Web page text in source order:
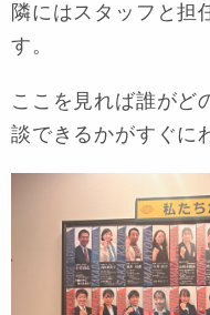
隣にはスタッフと担
す。
ここを見れば誰がど
談できるかがすぐに